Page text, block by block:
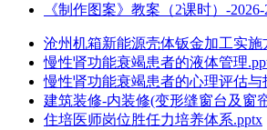
《制作图案》教案（2课时）-
沧州机箱新能源壳体钣金加工实施
慢性肾功能衰竭患者的液体管理
慢性肾功能衰竭患者的心理评估与
建筑装修-内装修(变形缝窗台及窗
住培医师岗位胜任力培养体系.pptx